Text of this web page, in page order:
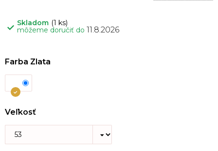
Skladom (1 ks)
môžeme doručiť do 11.8.2026
Farba Zlata
Veľkosť